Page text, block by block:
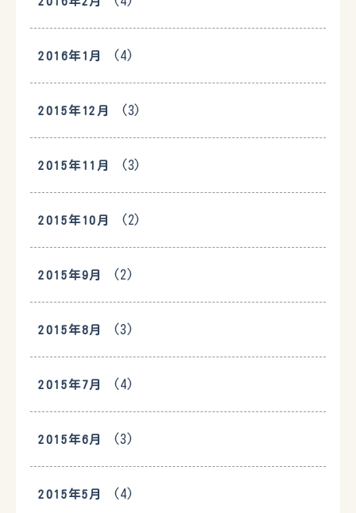
2016年1月 (4)
2015年12月 (3)
2015年11月 (3)
2015年10月 (2)
2015年9月 (2)
2015年8月 (3)
2015年7月 (4)
2015年6月 (3)
2015年5月 (4)